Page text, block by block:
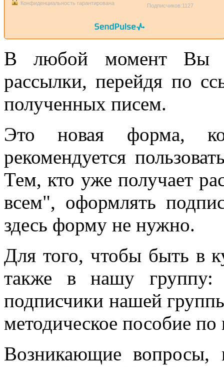
Конфиденциальность гарантирована Подписчиков:1127
В любой момент Вы
рассылки, перейдя по
полученных писем.
Это новая форма,
рекомендуется
Тем, кто уже получает
всем", оформлять
здесь форму не нужно.
Для того, чтобы быть в
также в нашу
подписчики нашей
методическое пособие
Возникающие вопросы,